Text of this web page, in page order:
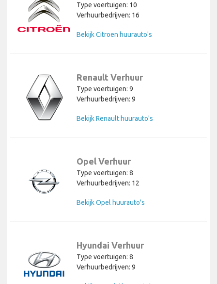
Type voertuigen: 10
Verhuurbedrijven: 16
Bekijk Citroen huurauto's
Renault Verhuur
Type voertuigen: 9
Verhuurbedrijven: 9
Bekijk Renault huurauto's
Opel Verhuur
Type voertuigen: 8
Verhuurbedrijven: 12
Bekijk Opel huurauto's
Hyundai Verhuur
Type voertuigen: 8
Verhuurbedrijven: 9